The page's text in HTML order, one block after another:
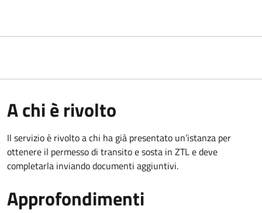
A chi è rivolto
Il servizio è rivolto a chi ha già presentato un’istanza per
ottenere il permesso di transito e sosta in ZTL e deve
completarla inviando documenti aggiuntivi.
Approfondimenti